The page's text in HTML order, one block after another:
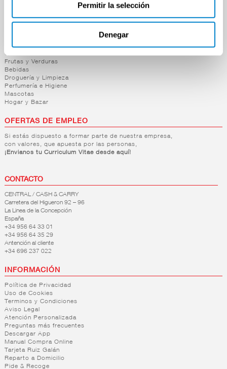
Permitir la selección
Denegar
Lácteos
Charcutería
Quesos al Corte
Frutas y Verduras
Bebidas
Droguería y Limpieza
Perfumería e Higiene
Mascotas
Hogar y Bazar
OFERTAS DE EMPLEO
Si estás dispuesto a formar parte de nuestra empresa,
con valores, que apuesta por las personas,
¡Envianos tu Curriculum Vitae desde aquí!
CONTACTO
CENTRAL / CASH & CARRY
Carretera del Higueron 92 – 96
La Linea de la Concepción
España
+34 956 64 33 01
+34 956 64 35 29
Antención al cliente
+34 696 237 022
INFORMACIÓN
Política de Privacidad
Uso de Cookies
Terminos y Condiciones
Aviso Legal
Atención Personalizada
Preguntas más frecuentes
Descargar App
Manual Compra Online
Tarjeta Ruiz Galán
Reparto a Domicilio
Pide & Recoge